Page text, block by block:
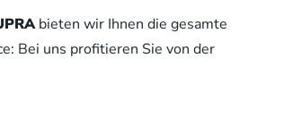
bieten wir Ihnen die gesamte
Bei uns profitieren Sie von der